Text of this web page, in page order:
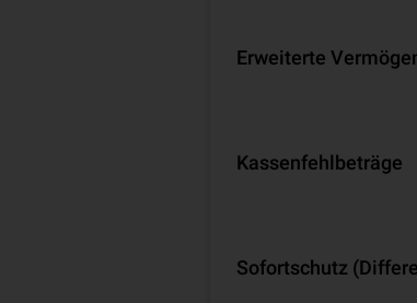
Erweiterte
Kassenfehlbeträge
Sofortschutz